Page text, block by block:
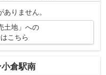
りません。
土地」への
こちら
倉駅南